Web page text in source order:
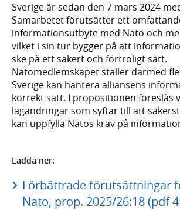
Sverige är sedan den 7 mars 2024
Samarbetet förutsätter ett
informationsutbyte med Nato och
vilket i sin tur bygger på att
ske på ett säkert och förtroligt sätt.
Natomedlemskapet ställer därmed
Sverige kan hantera alliansens
korrekt sätt. I propositionen föreslås
lagändringar som syftar till att
kan uppfylla Natos krav på
Ladda ner:
Förbättrade förutsättningar
Nato, prop. 2025/26:18 (pdf